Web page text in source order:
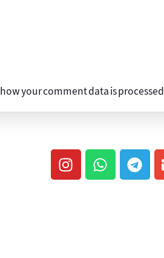
how your comment data is processed